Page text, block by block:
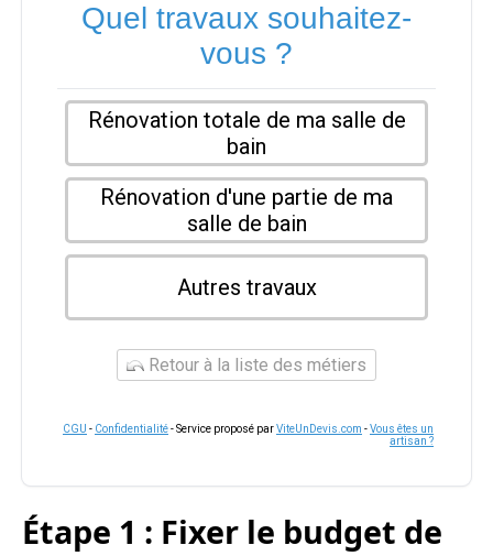
Quel travaux souhaitez-
vous ?
Rénovation totale de ma salle de
bain
Rénovation d'une partie de ma
salle de bain
Autres travaux
Retour à la liste des métiers
CGU - Confidentialité- Service proposé parViteUnDevis.com -Vous êtes un
artisan ?
Étape 1 : Fixer le budget de